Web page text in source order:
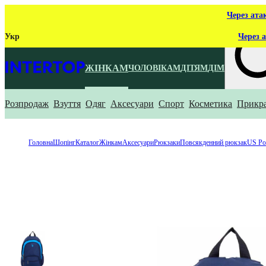
Через
Укр Через
ЖІНКАМЧОЛОВІКАМДІТЯМДІМ
Що ти
Розпродаж Взуття Одяг Аксесуари Спорт Косметика
ГоловнаШопінгКаталогЖінкамАксесуариРюкзакиПовсякденний рюкзакUS